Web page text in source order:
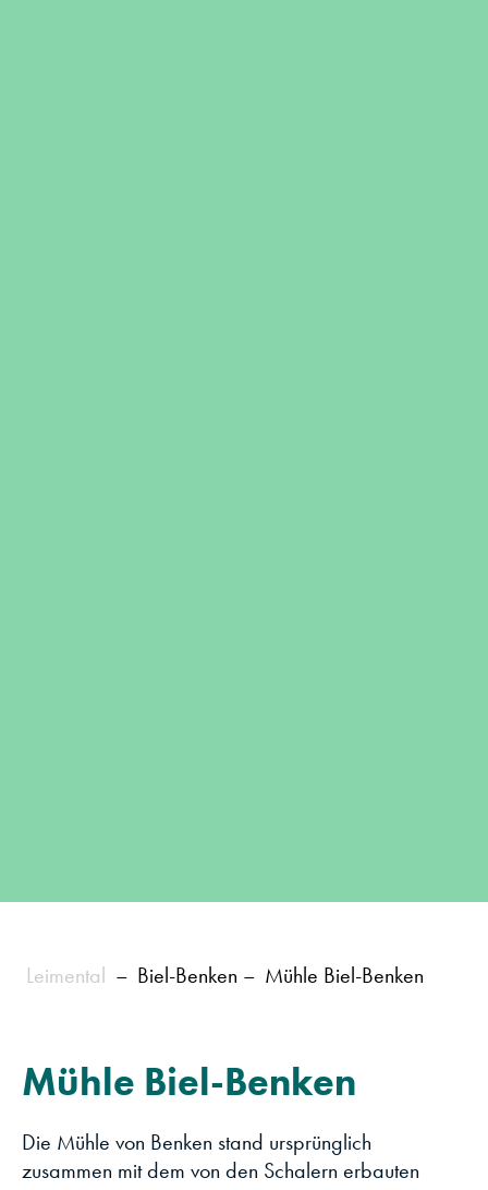
Leimental – Biel-Benken – Mühle Biel-Benken
Mühle Biel-Benken
Die Mühle von Benken stand ursprünglich
zusammen mit dem von den Schalern erbauten